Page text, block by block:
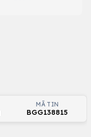
MÃ TIN
BGG138815